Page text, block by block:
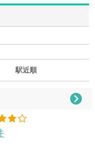
駅近順